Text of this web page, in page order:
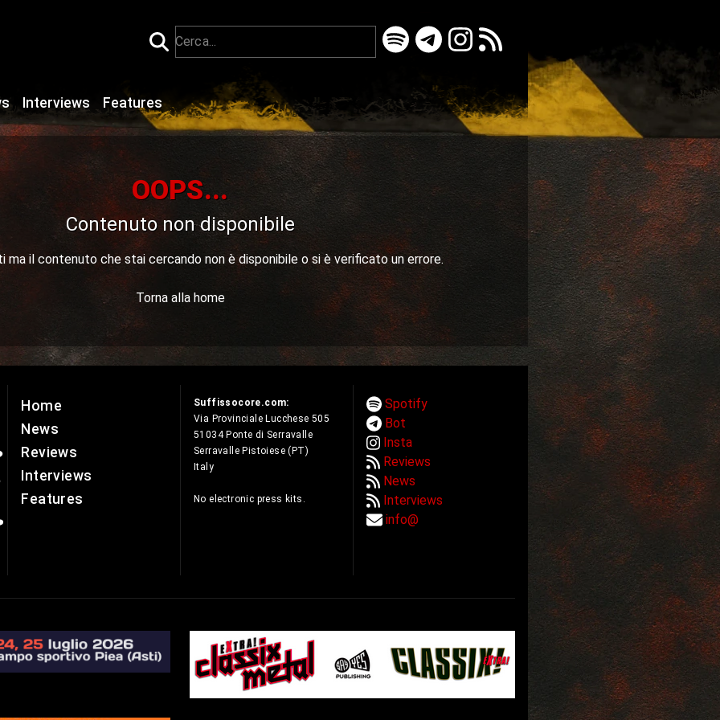
Interviews Features
OOPS...
Contenuto non disponibile
ma il contenuto che stai cercando non è disponibile o si è verificato un errore.
Torna alla home
Home
News
Reviews
Interviews
Features
Suffissocore.com:
Via Provinciale Lucchese 505
51034 Ponte di Serravalle
Serravalle Pistoiese (PT)
Italy
No electronic press kits.
Spotify
Bot
Insta
Reviews
News
Interviews
info@